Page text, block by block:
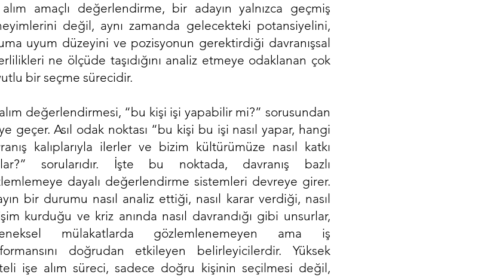
amaçlı değerlendirme, bir adayın yalnızca geçmiş
değil, aynı zamanda gelecekteki potansiyelini,
uyum düzeyini ve pozisyonun gerektirdiği davranışsal
ne ölçüde taşıdığını analiz etmeye odaklanan çok
bir seçme sürecidir.
değerlendirmesi, “bu kişi işi yapabilir mi?” sorusundan
geçer. Asıl odak noktası “bu kişi bu işi nasıl yapar, hangi
kalıplarıyla ilerler ve bizim kültürümüze nasıl katkı
sorularıdır. İşte bu noktada, davranış bazlı
dayalı değerlendirme sistemleri devreye girer.
bir durumu nasıl analiz ettiği, nasıl karar verdiği, nasıl
kurduğu ve kriz anında nasıl davrandığı gibi unsurlar,
mülakatlarda gözlemlenemeyen ama iş
doğrudan etkileyen belirleyicilerdir. Yüksek
işe alım süreci, sadece doğru kişinin seçilmesi değil,